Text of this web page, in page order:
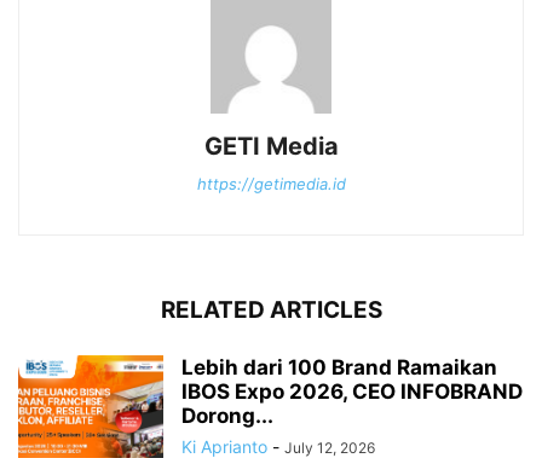
GETI Media
https://getimedia.id
RELATED ARTICLES
Lebih dari 100 Brand Ramaikan
IBOS Expo 2026, CEO INFOBRAND
Dorong...
Ki Aprianto - July 12, 2026